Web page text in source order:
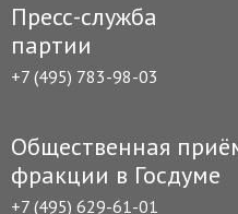
Пресс-служба
партии
+7 (495) 783-98-03
Общественная
фракции в Госдуме
+7 (495) 629-61-01